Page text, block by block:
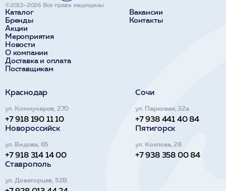
Каталог
Бренды
Акции
Мероприятия
Новости
О компании
Доставка и оплата
Поставщикам
Вакансии
Контакты
©2013–2026 Все права защищены.
Краснодар
ул. Коммунаров, 270
+7 918 190 11 10
Сочи
ул. Парковая, 32а
+7 938 441 40 84
Новороссийск
ул. Видова, 65
+7 918 314 14 00
Пятигорск
ул. Козлова, 28
+7 938 358 00 84
Ставрополь
ул. Доваторцев, 52В